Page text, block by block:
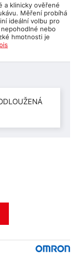
a klinicky ověřené
Měření probíhá
ideální volbu pro
nebo
hmotnosti je